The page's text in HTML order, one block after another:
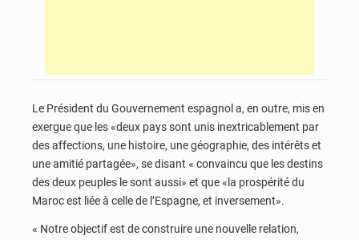
Le Président du Gouvernement espagnol a, en outre, mis en
exergue que les «deux pays sont unis inextricablement par
des affections, une histoire, une géographie, des intérêts et
une amitié partagée», se disant « convaincu que les destins
des deux peuples le sont aussi» et que «la prospérité du
Maroc est liée à celle de l’Espagne, et inversement».
« Notre objectif est de construire une nouvelle relation,